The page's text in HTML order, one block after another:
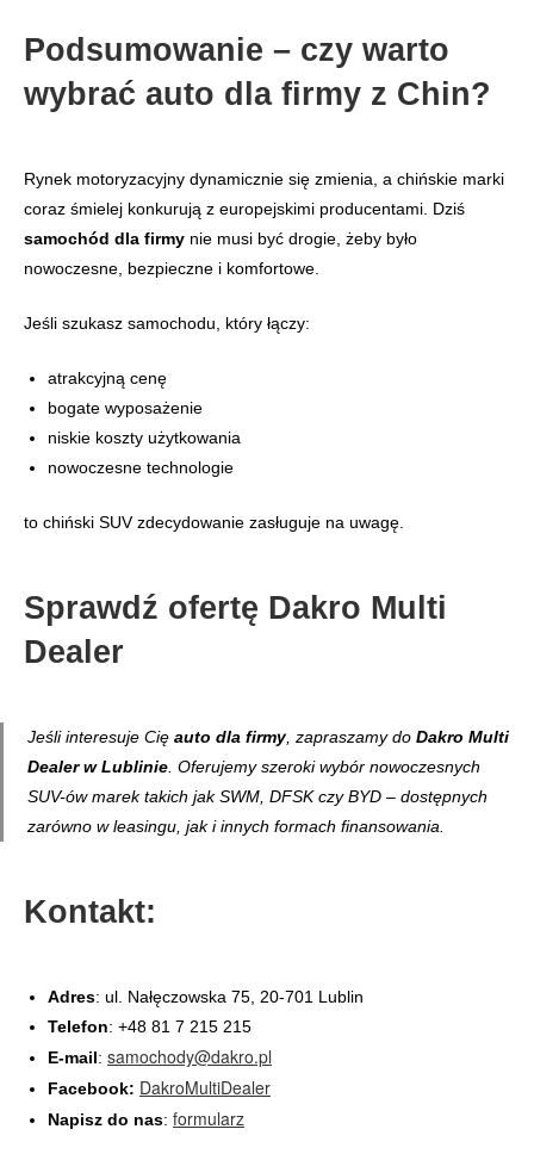
Podsumowanie – czy warto
wybrać auto dla firmy z Chin?
Rynek motoryzacyjny dynamicznie się zmienia, a chińskie marki
coraz śmielej konkurują z europejskimi producentami. Dziś
samochód dla firmy nie musi być drogie, żeby było
nowoczesne, bezpieczne i komfortowe.
Jeśli szukasz samochodu, który łączy:
atrakcyjną cenę
bogate wyposażenie
niskie koszty użytkowania
nowoczesne technologie
to chiński SUV zdecydowanie zasługuje na uwagę.
Sprawdź ofertę Dakro Multi
Dealer
Jeśli interesuje Cię auto dla firmy, zapraszamy do Dakro Multi
Dealer w Lublinie. Oferujemy szeroki wybór nowoczesnych
SUV-ów marek takich jak SWM, DFSK czy BYD – dostępnych
zarówno w leasingu, jak i innych formach finansowania.
Kontakt:
Adres: ul. Nałęczowska 75, 20-701 Lublin
Telefon: +48 81 7 215 215
E-mail: samochody@dakro.pl
Facebook: DakroMultiDealer
Napisz do nas: formularz